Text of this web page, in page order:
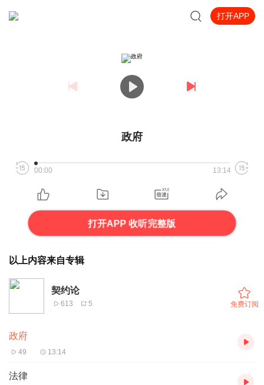
打开APP
政府
00:00 13:14
打开APP 收听完整版
以上内容来自专辑
契约论
613 5 免费订阅
政府
49 13:14
法律